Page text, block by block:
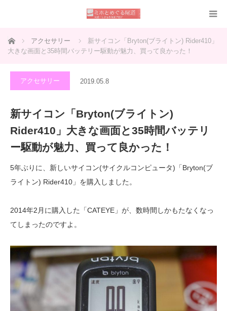
ホーム アクセサリー
新サイコン「Bryton(ブライトン) Rider410」
大きな画面と35時間バッテリー駆動が魅力、買って良かった！
アクセサリー 2019.05.8
新サイコン「Bryton(ブライトン)
Rider410」大きな画面と35時間バッテリ
ー駆動が魅力、買って良かった！
5年ぶりに、新しいサイコン(サイクルコンピュータ)「Bryton(ブ
ライトン) Rider410」を購入しました。
2014年2月に購入した「CATEYE」が、数時間しかもたなくなっ
てしまったのですよ。